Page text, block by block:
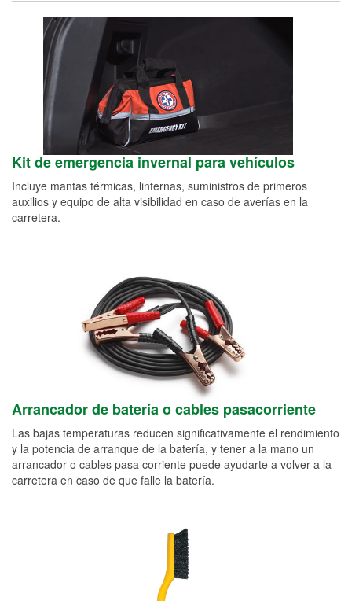
Kit de emergencia invernal para vehículos
Incluye mantas térmicas, linternas, suministros de primeros
auxilios y equipo de alta visibilidad en caso de averías en la
carretera.
Arrancador de batería o cables pasacorriente
Las bajas temperaturas reducen significativamente el rendimiento
y la potencia de arranque de la batería, y tener a la mano un
arrancador o cables pasa corriente puede ayudarte a volver a la
carretera en caso de que falle la batería.